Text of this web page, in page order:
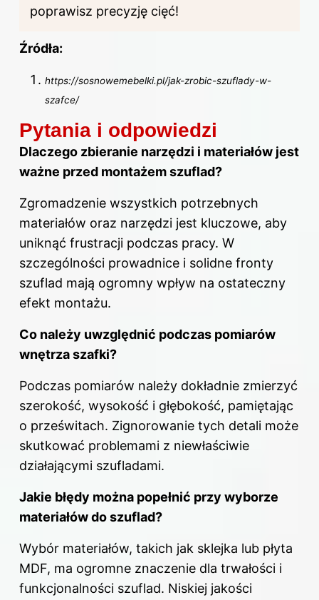
poprawisz precyzję cięć!
Źródła:
https://sosnowemebelki.pl/jak-zrobic-szuflady-w-
szafce/
Pytania i odpowiedzi
Dlaczego zbieranie narzędzi i materiałów jest
ważne przed montażem szuflad?
Zgromadzenie wszystkich potrzebnych
materiałów oraz narzędzi jest kluczowe, aby
uniknąć frustracji podczas pracy. W
szczególności prowadnice i solidne fronty
szuflad mają ogromny wpływ na ostateczny
efekt montażu.
Co należy uwzględnić podczas pomiarów
wnętrza szafki?
Podczas pomiarów należy dokładnie zmierzyć
szerokość, wysokość i głębokość, pamiętając
o prześwitach. Zignorowanie tych detali może
skutkować problemami z niewłaściwie
działającymi szufladami.
Jakie błędy można popełnić przy wyborze
materiałów do szuflad?
Wybór materiałów, takich jak sklejka lub płyta
MDF, ma ogromne znaczenie dla trwałości i
funkcjonalności szuflad. Niskiej jakości